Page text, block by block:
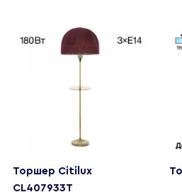
Торшер Citilux
CL407933T